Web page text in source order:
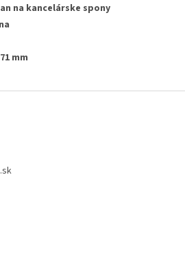
na kancelárske spony
mm